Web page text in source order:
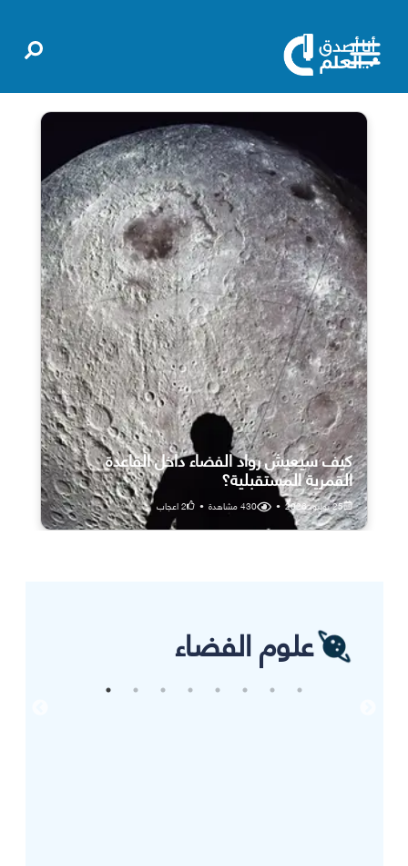
كيف سيعيش رواد الفضاء داخل القاعدة
القمرية المستقبلية؟
25 يوليو، 2026 •
430مشاهدة •
2اعجاب
علوم الفضاء